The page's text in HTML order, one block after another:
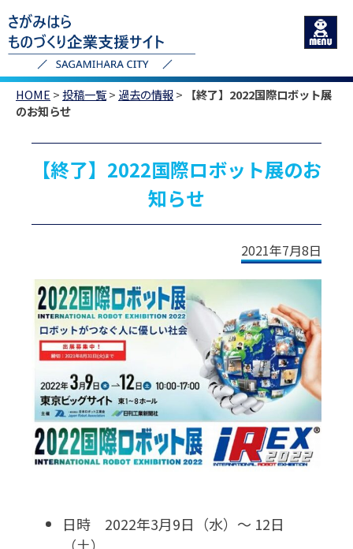
HOME >投稿一覧> 過去の情報>
【終了】2022国際ロボット展
のお知らせ
【終了】2022国際ロボット展のお
知らせ
2021年7月8日
日時 2022年3月9日（水）～ 12日